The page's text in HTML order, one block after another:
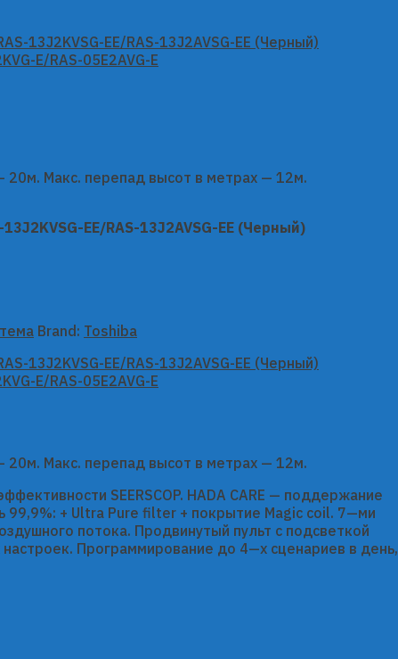
20м. Макс. перепад высот в метрах — 12м.
EE/RAS-13J2AVSG-EE (Черный)
Brand: Toshiba
20м. Макс. перепад высот в метрах — 12м.
SEERSCOP. HADA CARE — поддержание
99,9%: + Ultra Pure filter + покрытие Magic coil. 7—ми
потока. Продвинутый пульт с подсветкой
Программирование до 4—х сценариев в день,